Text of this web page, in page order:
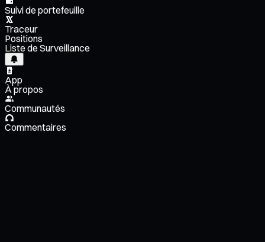
Suivi de portefeuille
Traceur
Positions
Liste de Surveillance
App
À propos
Communautés
Commentaires